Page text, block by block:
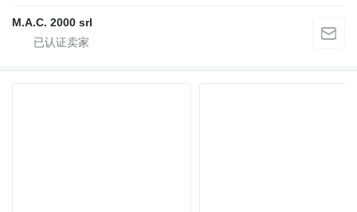
M.A.C. 2000 srl